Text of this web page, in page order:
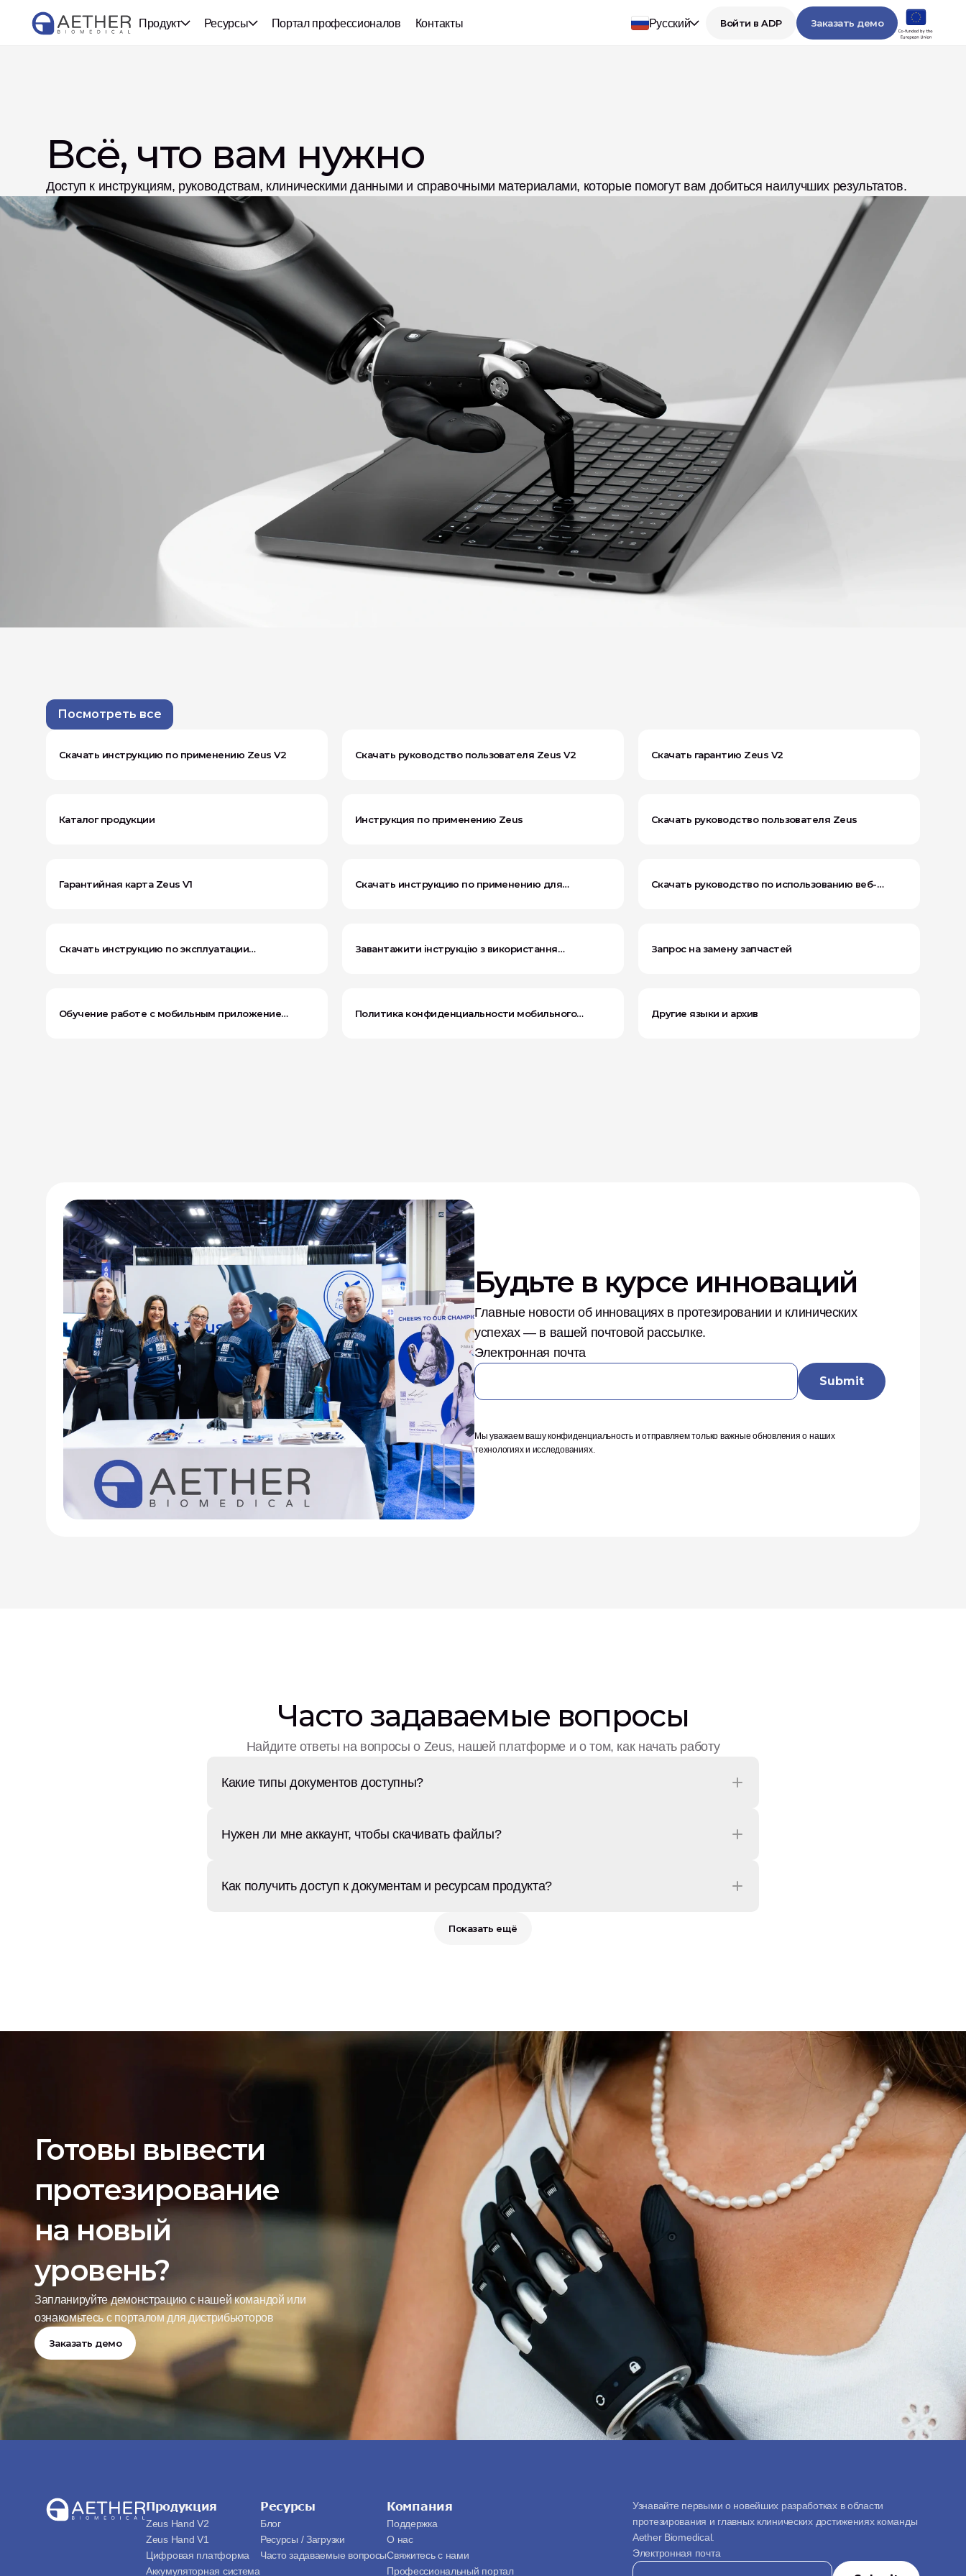
Продукт Ресурсы Портал профессионалов Контакты Русский Войти в ADP Заказать демо
Всё, что вам нужно
Доступ к инструкциям, руководствам, клиническими данными и справочными материалами, которые помогут вам добиться наилучших результатов.
Посмотреть все
Скачать инструкцию по применению Zeus V2 Скачать руководство пользователя Zeus V2 Скачать гарантию Zeus V2
Каталог продукции Инструкция по применению Zeus Скачать руководство пользователя Zeus
Гарантийная карта Zeus V1
Скачать инструкцию по применению для
Скачать руководство по использованию веб-
Скачать инструкцию по эксплуатации
Завантажити інструкцію з використання
Запрос на замену запчастей
Обучение работе с мобильным приложением
Политика конфиденциальности мобильного
Другие языки и архив
Будьте в курсе инноваций
Главные новости об инновациях в протезировании и клинических
успехах — в вашей почтовой рассылке.
Электронная почта
Мы уважаем вашу конфиденциальность и отправляем только важные обновления о наших
технологиях и исследованиях.
Часто задаваемые вопросы
Найдите ответы на вопросы о Zeus, нашей платформе и о том, как начать работу
Какие типы документов доступны?
Нужен ли мне аккаунт, чтобы скачивать файлы?
Как получить доступ к документам и ресурсам продукта?
Показать ещё
Готовы вывести
протезирование
на новый
уровень?
Запланируйте демонстрацию с нашей командой или
ознакомьтесь с порталом для дистрибьюторов
Заказать демо
Продукция
Zeus Hand V2
Zeus Hand V1
Цифровая платформа
Аккумуляторная система
Ресурсы
Блог
Ресурсы / Загрузки
Часто задаваемые вопросы
Компания
Поддержка
О нас
Свяжитесь с нами
Профессиональный портал
Узнавайте первыми о новейших разработках в области
протезирования и главных клинических достижениях команды
Aether Biomedical.
Электронная почта